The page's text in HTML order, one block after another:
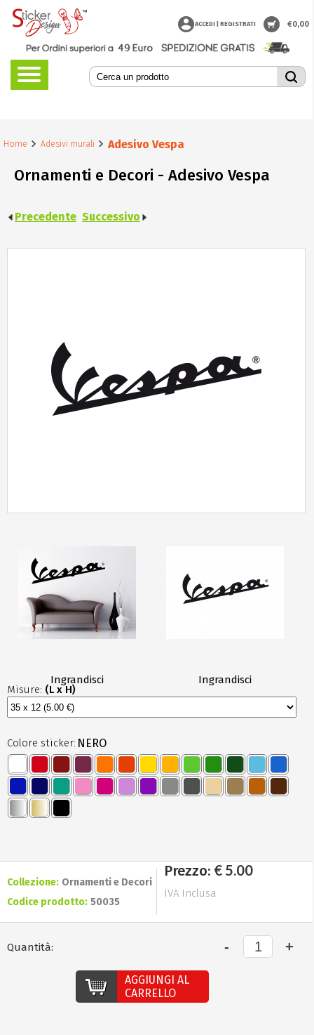
Home Adesivi murali Adesivo Vespa
Ornamenti e Decori - Adesivo Vespa
Precedente Successivo
Ingrandisci Ingrandisci
Collezione: Ornamenti e Decori
Codice prodotto: 50035
Prezzo: € 5.00
IVA Inclusa
Misure: (L x H)
Colore sticker: NERO
Quantità:
AGGIUNGI AL
CARRELLO
ACCEDI | REGISTRATI €0,00